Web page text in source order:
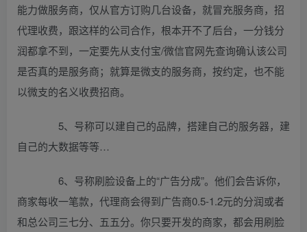
能力做服务商，仅从官方订购几台设备，就冒充服务商，招
代理收费，跟这样的公司合作，根本开不了后台，一分钱分
润都拿不到，一定要先从支付宝/微信官网先查询确认该公司
是否真的是服务商；就算是微支的服务商，按约定，也不能
以微支的名义收费招商。
5、号称可以建自己的品牌，搭建自己的服务器，建
自己的大数据等等…
6、号称刷脸设备上的“广告分成”。他们会告诉你，
商家每收一笔款，代理商会得到广告商0.5-1.2元的分润或者
和总公司三七分、五五分。你只要开发的商家，都会用刷脸